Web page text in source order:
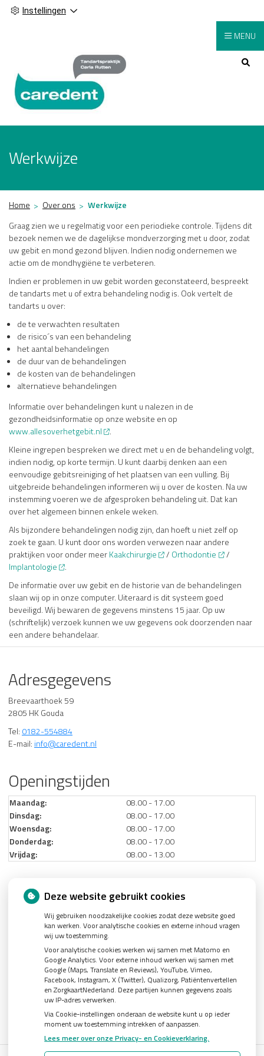
Instellingen
Hoofdmenu
MENU
Werkwijze
Home Over ons
Werkwijze
Graag zien we u regelmatig voor een periodieke controle. Tijdens dit
bezoek nemen we de dagelijkse mondverzorging met u door, zodat
uw gebit en mond gezond blijven. Indien nodig ondernemen we
actie om de mondhygiëne te verbeteren.
Indien er problemen in uw gebit worden geconstateerd, bespreekt
de tandarts met u of extra behandeling nodig is. Ook vertelt de
tandarts u over:
de te verwachten resultaten
de risico´s van een behandeling
het aantal behandelingen
de duur van de behandelingen
de kosten van de behandelingen
alternatieve behandelingen
Informatie over behandelingen kunt u nalezen in de
gezondheidsinformatie op onze website en op
www.allesoverhetgebit.nl
.
Kleine ingrepen bespreken we direct met u en de behandeling volgt,
indien nodig, op korte termijn. U kunt daarbij denken aan een
eenvoudige gebitsreiniging of het plaatsen van een vulling. Bij
uitgebreide behandelingen informeren wij u over de kosten. Na uw
instemming voeren we de afgesproken behandeling uit. Dat kan
over het algemeen binnen enkele weken.
Als bijzondere behandelingen nodig zijn, dan hoeft u niet zelf op
zoek te gaan. U kunt door ons worden verwezen naar andere
praktijken voor onder meerKaakchirurgie / Orthodontie
/
Implantologie
.
De informatie over uw gebit en de historie van de behandelingen
slaan wij op in onze computer. Uiteraard is dit systeem goed
beveiligd. Wij bewaren de gegevens minstens 15 jaar. Op uw
(schriftelijk) verzoek kunnen we uw gegevens ook doorzenden naar
een andere behandelaar.
Adresgegevens
Breevaarthoek 59
2805 HK Gouda
Tel: 0182-554884
E-mail: info@caredent.nl
Openingstijden
Maandag:
08.00 - 17.00
Dinsdag:
08.00 - 17.00
Woensdag:
08.00 - 17.00
Donderdag:
08.00 - 17.00
Vrijdag:
08.00 - 13.00
Nieuws
Let op: valse Infomedics-mails over openstaande rekening
Tanden bleken? Laat het veilig doen!
Gezond tandvlees: de basis voor een gezonde mond
Naar de tandarts in het buitenland? Wees op je hoede!
(Mond)zorgkosten gemaakt in 2025? Check of die aftrekbaar zijn
Deze website gebruikt cookies
Wij gebruiken noodzakelijke cookies zodat deze website goed
kan werken. Voor analytische cookies en externe inhoud vragen
wij uw toestemming.
Voor analytische cookies werken wij samen met Matomo en
Google Analytics. Voor externe inhoud werken wij samen met
Google (Maps, Translate en Reviews), YouTube, Vimeo,
Facebook, Instagram, X (Twitter), Qualizorg, Patiëntenvertellen
en ZorgkaartNederland. Deze partijen kunnen gegevens zoals
uw IP-adres verwerken.
Via Cookie-instellingen onderaan de website kunt u op ieder
moment uw toestemming intrekken of aanpassen.
Lees meer over onze Privacy- en Cookieverklaring.